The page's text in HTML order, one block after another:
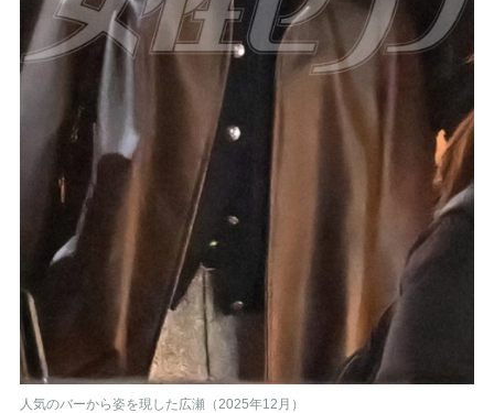
人気のバーから姿を現した広瀬（2025年12月）